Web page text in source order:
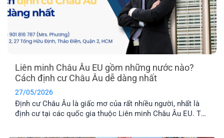
Liên minh Châu Âu EU gồm những nước nào?
Cách định cư Châu Âu dễ dàng nhất
27/05/2026
Định cư Châu Âu là giấc mơ của rất nhiều người, nhất là
định cư tại các quốc gia thuộc Liên minh Châu Âu EU. Tuy